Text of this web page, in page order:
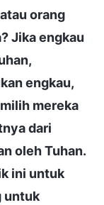
orang
Jika engkau
engkau,
mereka
dari
oleh Tuhan.
ini untuk
untuk